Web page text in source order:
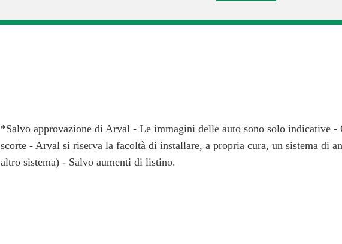
*Salvo approvazione di Arval - Le immagini delle auto sono solo indicative -
scorte - Arval si riserva la facoltà di installare, a propria cura, un sistema di
altro sistema) - Salvo aumenti di listino.